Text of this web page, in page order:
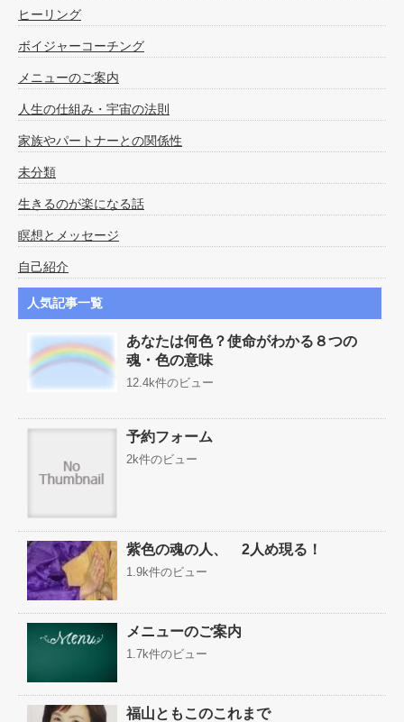
ヒーリング
ボイジャーコーチング
メニューのご案内
人生の仕組み・宇宙の法則
家族やパートナーとの関係性
未分類
生きるのが楽になる話
瞑想とメッセージ
自己紹介
人気記事一覧
あなたは何色？使命がわかる８つの
魂・色の意味
12.4k件のビュー
予約フォーム
2k件のビュー
紫色の魂の人、 2人め現る！
1.9k件のビュー
メニューのご案内
1.7k件のビュー
福山ともこのこれまで